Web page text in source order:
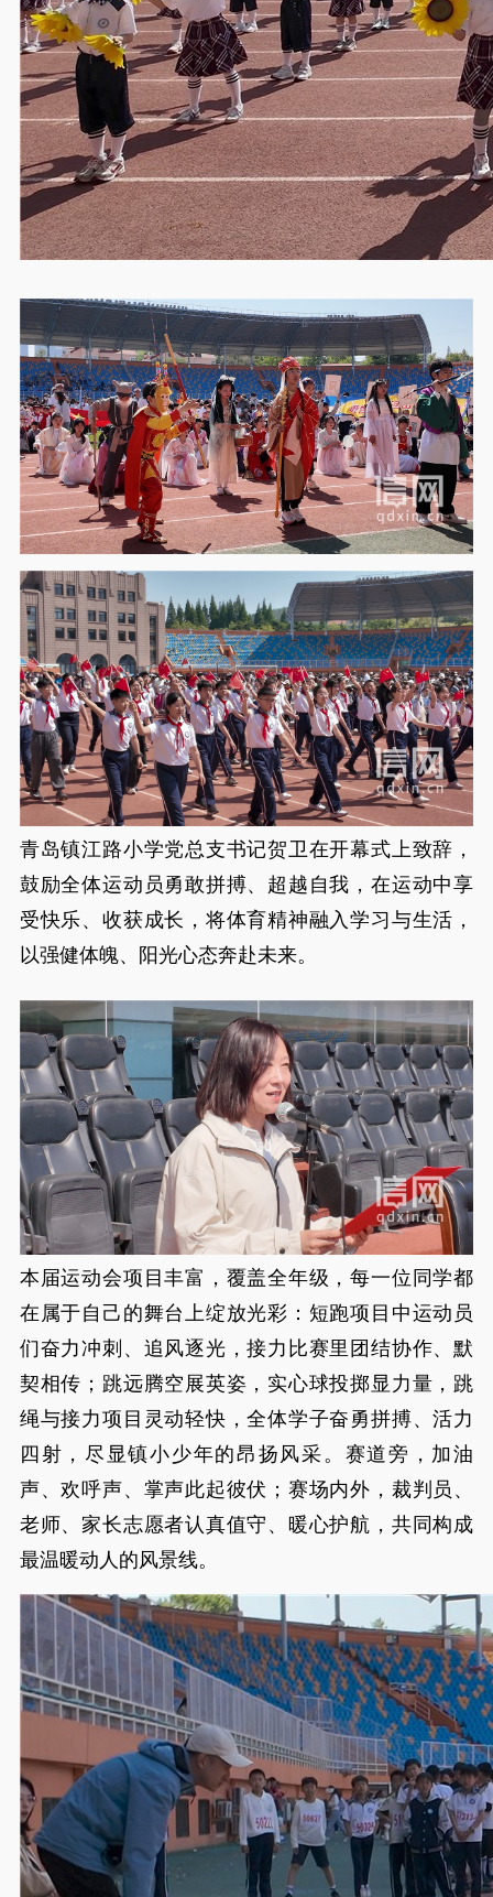
青岛镇江路小学党总支书记贺卫在开幕式上致辞，
鼓励全体运动员勇敢拼搏、超越自我，在运动中享
受快乐、收获成长，将体育精神融入学习与生活，
以强健体魄、阳光心态奔赴未来。
本届运动会项目丰富，覆盖全年级，每一位同学都
在属于自己的舞台上绽放光彩：短跑项目中运动员
们奋力冲刺、追风逐光，接力比赛里团结协作、默
契相传；跳远腾空展英姿，实心球投掷显力量，跳
绳与接力项目灵动轻快，全体学子奋勇拼搏、活力
四射，尽显镇小少年的昂扬风采。赛道旁，加油
声、欢呼声、掌声此起彼伏；赛场内外，裁判员、
老师、家长志愿者认真值守、暖心护航，共同构成
最温暖动人的风景线。